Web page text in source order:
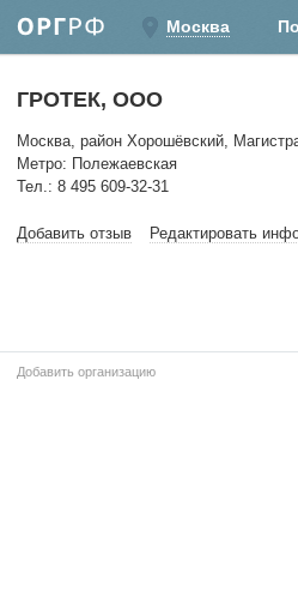
Москва
ГРОТЕК, ООО
Москва, район Хорошёвский,
Метро: Полежаевская
Тел.: 8 495 609-32-31
Добавить отзыв Редактировать
Добавить организацию